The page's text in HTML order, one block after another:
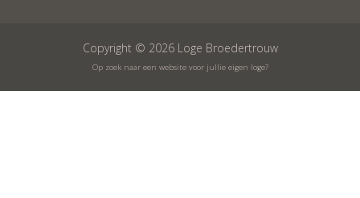
Copyright © 2026 Loge Broedertrouw
Op zoek naar een website voor jullie eigen loge?